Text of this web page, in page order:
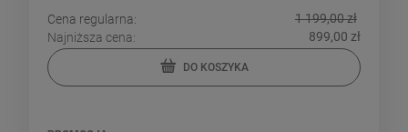
Cena regularna:
1 199,00 zł
Najniższa cena:
899,00 zł
DO KOSZYKA